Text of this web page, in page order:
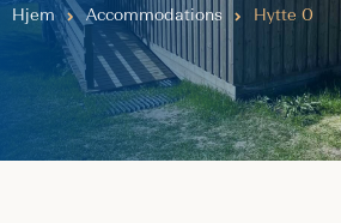
Hjem Accommodations Hytte 0